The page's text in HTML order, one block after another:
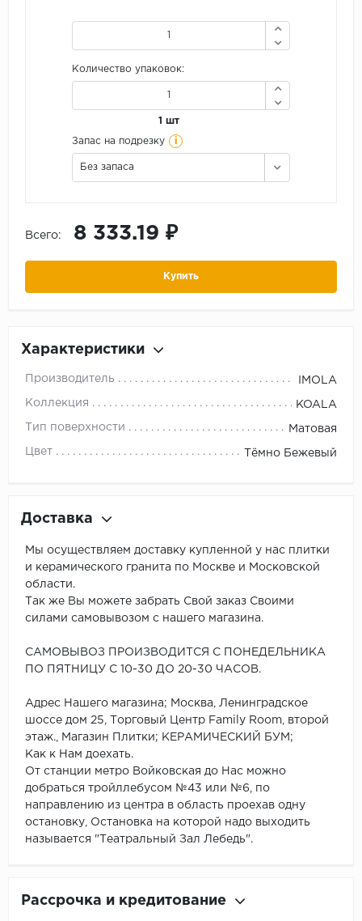
Количество упаковок:
1 шт
Запас на подрезку i
Без запаса
Всего: 8 333.19 ₽
Купить
Характеристики
Производитель IMOLA
Коллекция KOALA
Тип поверхности Матовая
Цвет Тёмно Бежевый
Доставка
Мы осуществляем доставку купленной у нас плитки
и керамического гранита по Москве и Московской
области.
Так же Вы можете забрать Свой заказ Своими
силами самовывозом с нашего магазина.
САМОВЫВОЗ ПРОИЗВОДИТСЯ С ПОНЕДЕЛЬНИКА
ПО ПЯТНИЦУ С 10-30 ДО 20-30 ЧАСОВ.
Адрес Нашего магазина; Москва, Ленинградское
шоссе дом 25, Торговый Центр Family Room, второй
этаж., Магазин Плитки; КЕРАМИЧЕСКИЙ БУМ;
Как к Нам доехать.
От станции метро Войковская до Нас можно
добраться тройллебусом №43 или №6, по
направлению из центра в область проехав одну
остановку, Остановка на которой надо выходить
называется "Театральный Зал Лебедь".
Рассрочка и кредитование